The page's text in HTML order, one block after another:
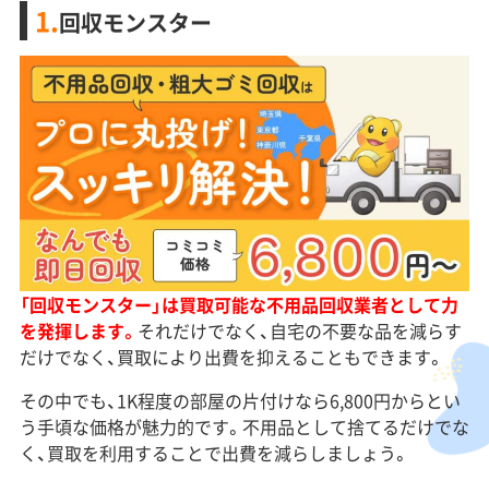
1.回収モンスター
「回収モンスター」は買取可能な不用品回収業者として力
を発揮します。 それだけでなく、自宅の不要な品を減らす
だけでなく、買取により出費を抑えることもできます。
その中でも、1K程度の部屋の片付けなら6,800円からとい
う手頃な価格が魅力的です。不用品として捨てるだけでな
く、買取を利用することで出費を減らしましょう。